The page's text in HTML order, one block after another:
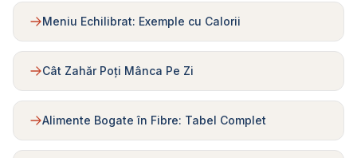
Meniu Echilibrat: Exemple cu Calorii
Cât Zahăr Poți Mânca Pe Zi
Alimente Bogate în Fibre: Tabel Complet